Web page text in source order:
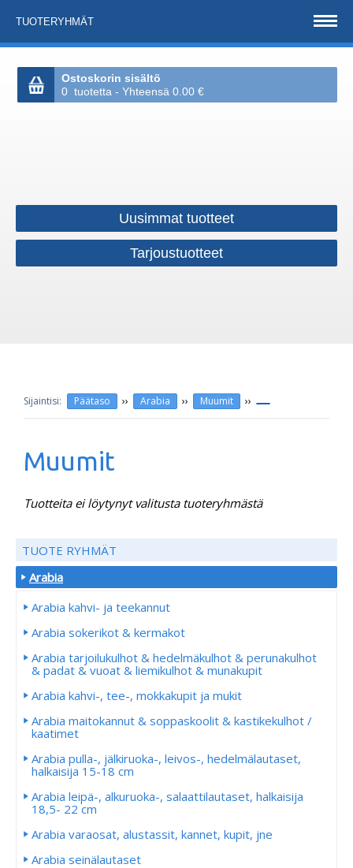
TUOTERYHMÄT
Ostoskorin sisältö
0 tuotetta - Yhteensä 0.00 €
Uusimmat tuotteet
Tarjoustuotteet
Päätaso ›› Arabia ›› Muumit ››
Muumit
Tuotteita ei löytynyt valitusta tuoteryhmästä
TUOTE RYHMÄT
Arabia
Arabia kahvi- ja teekannut
Arabia sokerikot & kermakot
Arabia tarjoilukulhot & hedelmäkulhot & perunakulhot
& padat & vuoat & liemikulhot & munakupit
Arabia kahvi-, tee-, mokkakupit ja mukit
Arabia maitokannut & soppaskoolit & kastikekulhot /
kaatimet
Arabia pulla-, jälkiruoka-, leivos-, hedelmälautaset,
halkaisija 15-18 cm
Arabia leipä-, alkuruoka-, salaattilautaset, halkaisija
18,5- 22 cm
Arabia varaosat, alustassit, kannet, kupit, jne
Arabia seinälautaset